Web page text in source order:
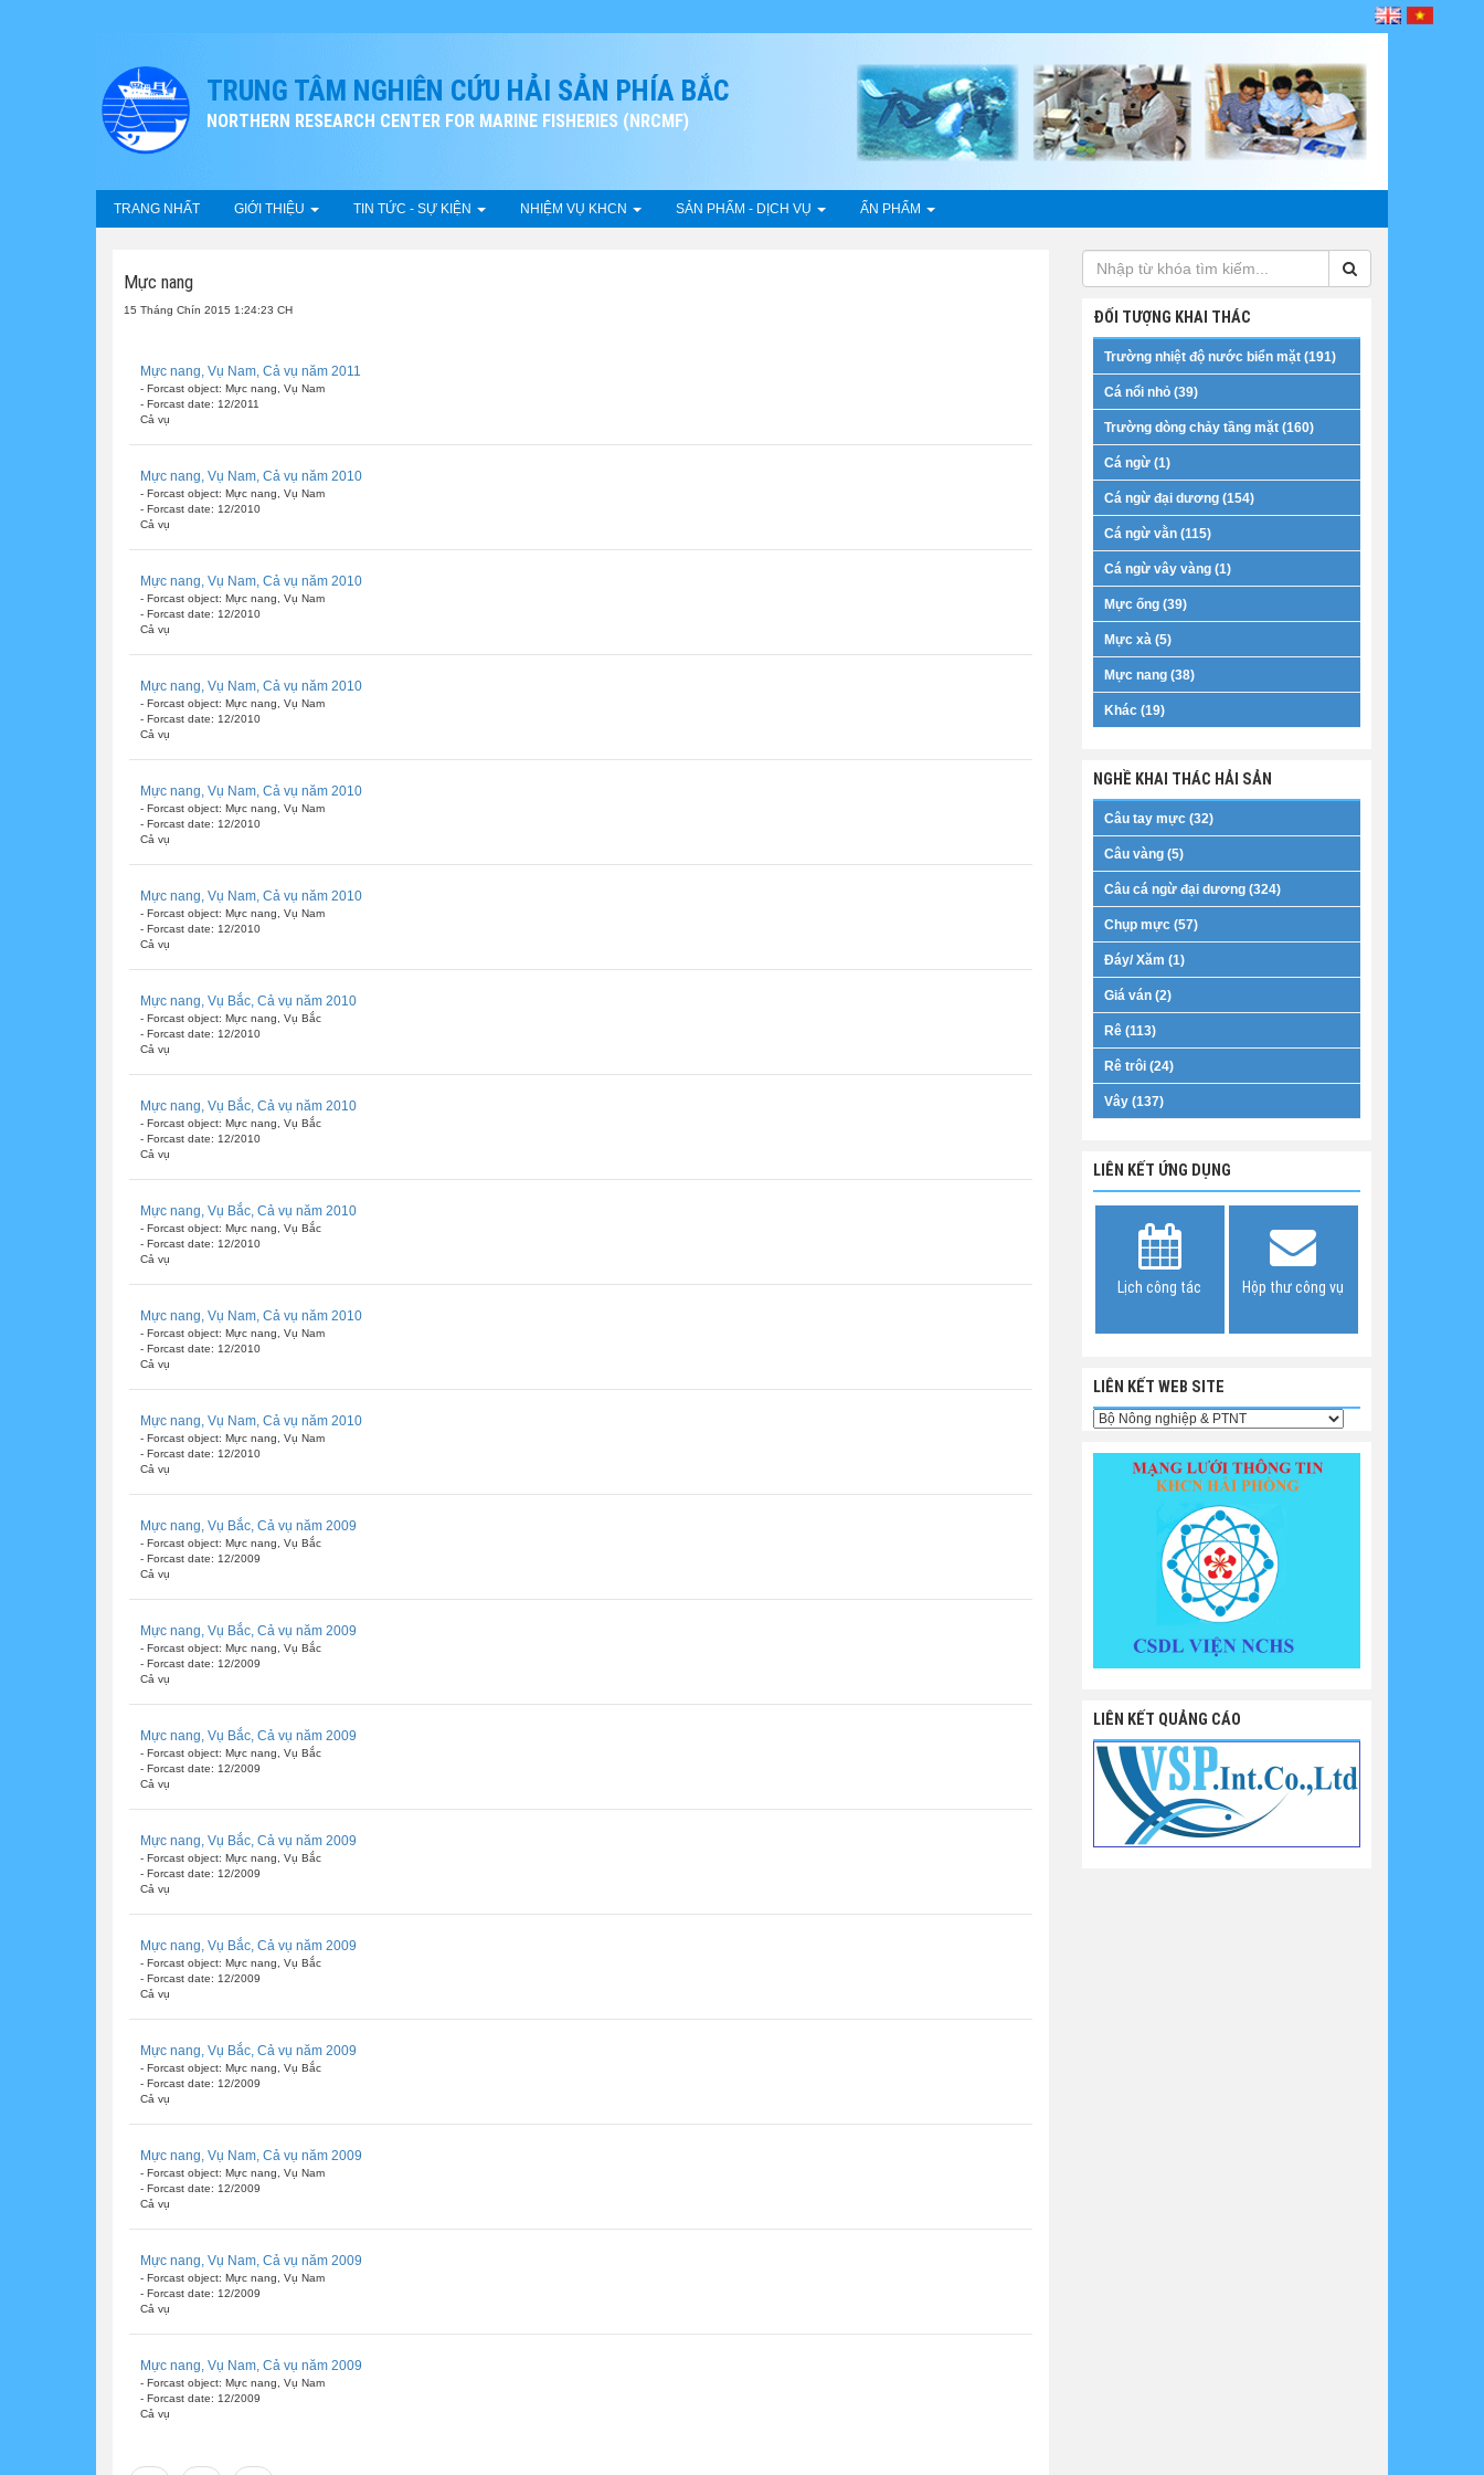
TRUNG TÂM NGHIÊN CỨU HẢI SẢN PHÍA BẮC
NORTHERN RESEARCH CENTER FOR MARINE FISHERIES (NRCMF)
TRANG NHẤT GIỚI THIỆU TIN TỨC - SỰ KIỆN NHIỆM VỤ KHCN SẢN PHẨM - DỊCH VỤ ẤN PHẨM
Mực nang
15 Tháng Chín 2015 1:24:23 CH
Mực nang, Vụ Nam, Cả vụ năm 2011
- Forcast object: Mực nang, Vụ Nam
- Forcast date: 12/2011
Cả vụ
Mực nang, Vụ Nam, Cả vụ năm 2010
- Forcast object: Mực nang, Vụ Nam
- Forcast date: 12/2010
Cả vụ
Mực nang, Vụ Nam, Cả vụ năm 2010
- Forcast object: Mực nang, Vụ Nam
- Forcast date: 12/2010
Cả vụ
Mực nang, Vụ Nam, Cả vụ năm 2010
- Forcast object: Mực nang, Vụ Nam
- Forcast date: 12/2010
Cả vụ
Mực nang, Vụ Nam, Cả vụ năm 2010
- Forcast object: Mực nang, Vụ Nam
- Forcast date: 12/2010
Cả vụ
Mực nang, Vụ Nam, Cả vụ năm 2010
- Forcast object: Mực nang, Vụ Nam
- Forcast date: 12/2010
Cả vụ
Mực nang, Vụ Bắc, Cả vụ năm 2010
- Forcast object: Mực nang, Vụ Bắc
- Forcast date: 12/2010
Cả vụ
Mực nang, Vụ Bắc, Cả vụ năm 2010
- Forcast object: Mực nang, Vụ Bắc
- Forcast date: 12/2010
Cả vụ
Mực nang, Vụ Bắc, Cả vụ năm 2010
- Forcast object: Mực nang, Vụ Bắc
- Forcast date: 12/2010
Cả vụ
Mực nang, Vụ Nam, Cả vụ năm 2010
- Forcast object: Mực nang, Vụ Nam
- Forcast date: 12/2010
Cả vụ
Mực nang, Vụ Nam, Cả vụ năm 2010
- Forcast object: Mực nang, Vụ Nam
- Forcast date: 12/2010
Cả vụ
Mực nang, Vụ Bắc, Cả vụ năm 2009
- Forcast object: Mực nang, Vụ Bắc
- Forcast date: 12/2009
Cả vụ
Mực nang, Vụ Bắc, Cả vụ năm 2009
- Forcast object: Mực nang, Vụ Bắc
- Forcast date: 12/2009
Cả vụ
Mực nang, Vụ Bắc, Cả vụ năm 2009
- Forcast object: Mực nang, Vụ Bắc
- Forcast date: 12/2009
Cả vụ
Mực nang, Vụ Bắc, Cả vụ năm 2009
- Forcast object: Mực nang, Vụ Bắc
- Forcast date: 12/2009
Cả vụ
Mực nang, Vụ Bắc, Cả vụ năm 2009
- Forcast object: Mực nang, Vụ Bắc
- Forcast date: 12/2009
Cả vụ
Mực nang, Vụ Bắc, Cả vụ năm 2009
- Forcast object: Mực nang, Vụ Bắc
- Forcast date: 12/2009
Cả vụ
Mực nang, Vụ Nam, Cả vụ năm 2009
- Forcast object: Mực nang, Vụ Nam
- Forcast date: 12/2009
Cả vụ
Mực nang, Vụ Nam, Cả vụ năm 2009
- Forcast object: Mực nang, Vụ Nam
- Forcast date: 12/2009
Cả vụ
Mực nang, Vụ Nam, Cả vụ năm 2009
- Forcast object: Mực nang, Vụ Nam
- Forcast date: 12/2009
Cả vụ
ĐỐI TƯỢNG KHAI THÁC
Trường nhiệt độ nước biển mặt (191)
Cá nổi nhỏ (39)
Trường dòng chảy tầng mặt (160)
Cá ngừ (1)
Cá ngừ đại dương (154)
Cá ngừ vằn (115)
Cá ngừ vây vàng (1)
Mực ống (39)
Mực xà (5)
Mực nang (38)
Khác (19)
NGHỀ KHAI THÁC HẢI SẢN
Câu tay mực (32)
Câu vàng (5)
Câu cá ngừ đại dương (324)
Chụp mực (57)
Đáy/ Xăm (1)
Giá ván (2)
Rê (113)
Rê trôi (24)
Vây (137)
LIÊN KẾT ỨNG DỤNG
Lịch công tác Hộp thư công vụ
LIÊN KẾT WEB SITE
LIÊN KẾT QUẢNG CÁO